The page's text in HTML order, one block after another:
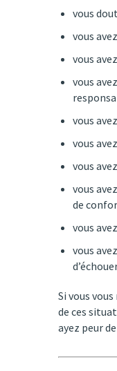
vous
vous
vous
vous
vous
vous avez
vous
vous
de
vous
vous
Si vous
de ces
ayez peur